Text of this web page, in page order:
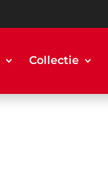
Collectie